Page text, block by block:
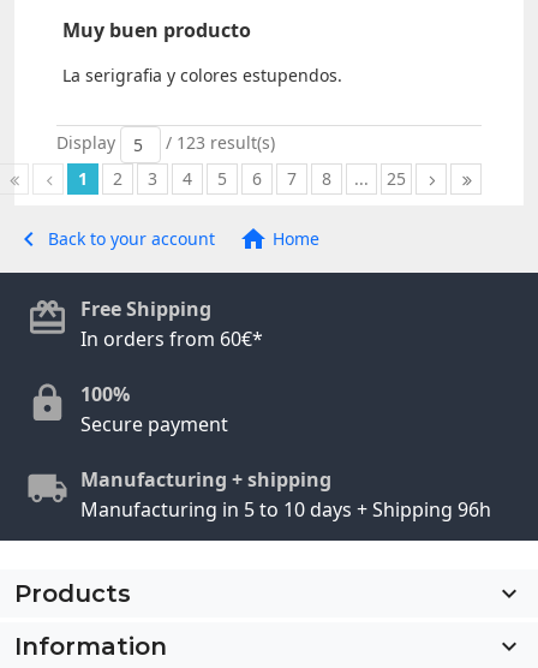
Muy buen producto
La serigrafia y colores estupendos.
Display 5
/ 123 result(s)
1
2 3 4 5 6 7 8 ... 25
 Back to your account  Home
Free Shipping
In orders from 60€*
100%
Secure payment
Manufacturing + shipping
Manufacturing in 5 to 10 days + Shipping 96h
Products

Information
